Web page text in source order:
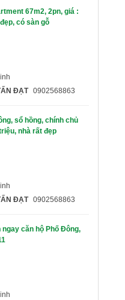
67m2, 2pn, giá :
có sàn gỗ
ĐẠT 0902568863
sổ hồng, chính chủ
nhà rất đẹp
ĐẠT 0902568863
ngay căn hộ Phố Đông,